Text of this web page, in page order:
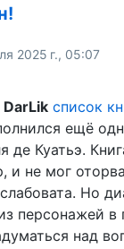
2025 г., 05:07
DarLik список
ещё
де Куатьэ.
и не мог
Но
персонажей в
над